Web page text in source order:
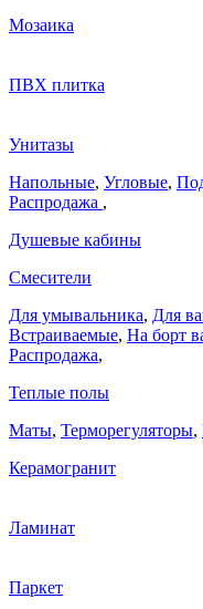
Мозаика
ПВХ плитка
Унитазы
Напольные, Угловые,
Распродажа ,
Душевые кабины
Смесители
Для умывальника, Для
Встраиваемые, На борт
Распродажа,
Теплые полы
Маты, Терморегуляторы,
Керамогранит
Ламинат
Паркет